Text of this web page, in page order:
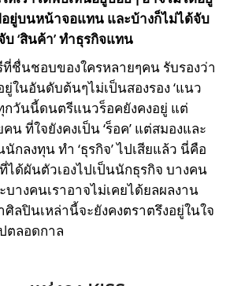
ยู่บนหน้าจอแทน และบ้างก็ไม่ได้จับ
‘สินค้า’ ทำธุรกิจแทน
ชื่นชอบของใครหลายๆคน รับรองว่า
ยู่ในอันดับต้นๆไม่เป็นสองรอง ‘แนว
กวันนี้ดนตรีแนวร็อคยังคงอยู่ แต่
ที่ใจยังคงเป็น ‘ร็อค’ แต่สมองและ
กลงทุน ทำ ‘ธุรกิจ’ ไปเสียแล้ว นี่คือ
ได้ผันตัวเองไปเป็นนักธุรกิจ บางคน
บางคนเราอาจไม่เคยได้ยลผลงาน
ลปินเหล่านี้จะยังคงตราตรึงอยู่ในใจ
ตลอดกาล